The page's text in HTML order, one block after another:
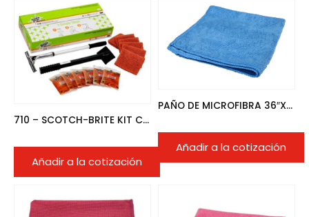
710 – SCOTCH-BRITE KIT COMPLETO PARA LIMPIAR PARRILLAS
Añadir a la cotización
PAÑO DE MICROFIBRA 36″X36″./10UN. AZUL
Añadir a la cotización